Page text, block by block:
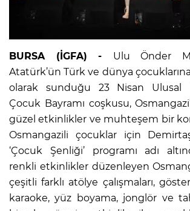
BURSA (İGFA) - Ulu Önder
Atatürk’ün Türk ve dünya
olarak sunduğu 23 Nisan Ulusal
Çocuk Bayramı coşkusu,
güzel etkinlikler ve muhteşem bir
Osmangazili çocuklar için Demirtaş
‘Çocuk Şenliği’ programı adı
renkli etkinlikler düzenleyen
çeşitli farklı atölye çalışmaları,
karaoke, yüz boyama, jonglör ve